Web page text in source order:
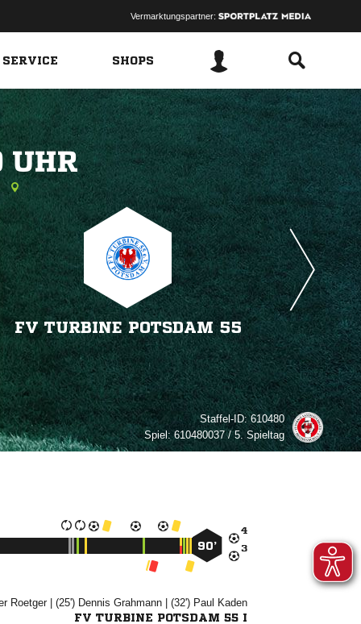
Vermarktungspartner:
SHOPS

FV TURBINE POTSDAM 55
Staffel-ID:610480
Spiel:610480037 / 5. Spieltag


90’
| (25')   | (32')  
FV TURBINE POTSDAM 55 I